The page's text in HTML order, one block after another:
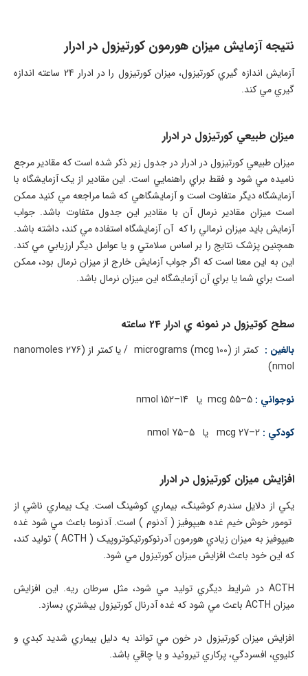
نتيجه آزمایش میزان هورمون کورتیزول در ادرار
آزمايش اندازه گيري کورتيزول، ميزان کورتيزول را در ادرار 24 ساعته اندازه
گيري مي کند.
ميزان طبيعي کورتيزول در ادرار
ميزان طبيعي کورتيزول در ادرار در جدول زير ذکر شده است که مقادير مرجع
ناميده مي شود و فقط براي راهنمايي است. اين مقادير از يک آزمايشگاه با
آزمايشگاه ديگر متفاوت است و آزمايشگاهي که شما مراجعه مي کنيد ممکن
است ميزان مقادير نرمال آن با مقادير اين جدول متفاوت باشد. جواب
آزمايش بايد ميزان نرمالي را که آن آزمايشگاه استفاده مي کند، داشته باشد.
همچنين پزشک نتايج را بر اساس سلامتي و يا عوامل ديگر ارزيابي مي کند.
اين به اين معنا است که اگر جواب آزمايش خارج از ميزان نرمال بود، ممکن
است براي شما يا براي آن آزمايشگاه اين ميزان نرمال باشد.
سطح کوتيزول در نمونه ي ادرار 24 ساعته
بالغين :
کمتر از (100 micrograms (mcg / يا کمتر از (276 nanomoles
(nmol
نوجواني :
کودکي :
افزايش ميزان کورتيزول در ادرار
يکي از دلايل سندرم کوشينگ، بيماري کوشينگ است. يک بيماري ناشي از
تومور خوش خيم غده هيپوفيز ( آدنوم ) است. آدنوما باعث مي شود غده
هيپوفيز به ميزان زيادي هورمون آدرنوکورتيکوتروپيک ( ACTH ) توليد کند،
که اين خود باعث افزايش ميزان کورتيزول مي شود.
ACTH در شرايط ديگري توليد مي شود، مثل سرطان ريه. اين افزايش
ميزان ACTH باعث مي شود که غده آدرنال کورتيزول بيشتري بسازد.
افزايش ميزان کورتيزول در خون مي تواند به دليل بيماري شديد کبدي و
کليوي، افسردگي، پرکاري تيروئيد و يا چاقي باشد.